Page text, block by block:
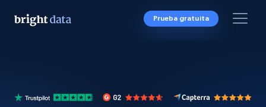
Prueba gratuita